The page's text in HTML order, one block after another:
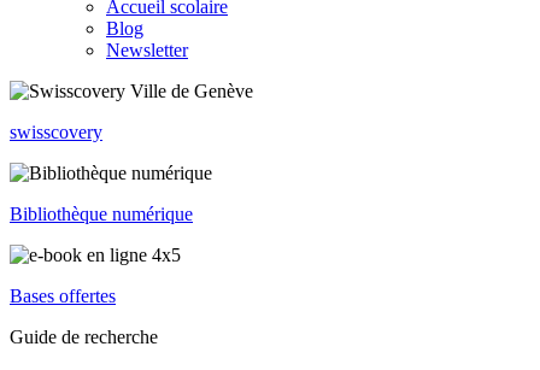
Accueil scolaire
Blog
Newsletter
swisscovery
Bibliothèque numérique
Bases offertes
Guide de recherche